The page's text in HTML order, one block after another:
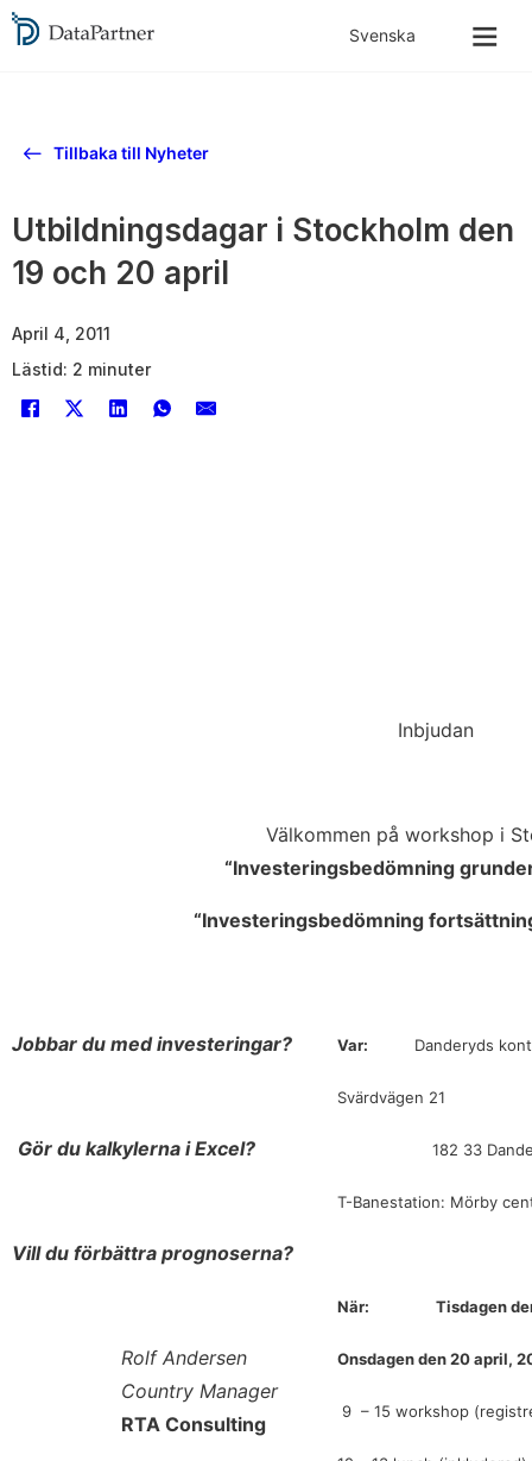
Tillbaka till Nyheter
Utbildningsdagar i Stockholm den
19 och 20 april
April 4, 2011
Lästid: 2 minuter
Inbjudan
Välkommen på workshop i
“Investeringsbedömning
“Investeringsbedömning
Jobbar du med investeringar?
Gör du kalkylerna i Excel?
Vill du förbättra prognoserna?
Rolf Andersen
Country Manager
RTA Consulting
Var: Danderyds
Svärdvägen 21
182 33
T-Banestation: Mörby
När: Tisdagen
Onsdagen den 20 april,
9 – 15 workshop